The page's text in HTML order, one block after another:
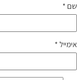
שם*
אימייל*